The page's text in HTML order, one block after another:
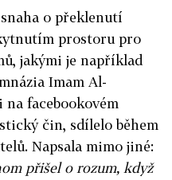
o překlenutí
prostoru pro
jakými je například
Imam Al-
facebookovém
čin, sdílelo během
Napsala mimo jiné:
přišel o rozum, když